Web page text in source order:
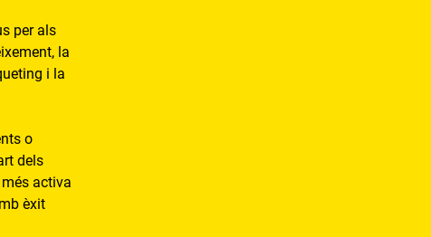
per als
la
i la
o
dels
activa
èxit